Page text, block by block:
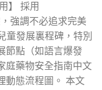
】 採用
強調不必追求完美
童發展裏程碑，特別
節點（如語言爆發
庭藥物安全指南中文
動態流程圖。 本文